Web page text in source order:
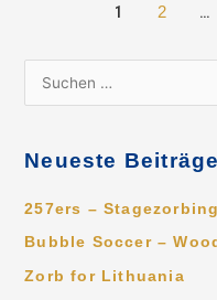
1 2 …
e
n
n
Neueste Beiträge
257ers –
Bubble Soccer –
Zorb for Lithuania